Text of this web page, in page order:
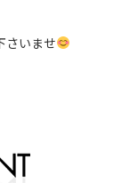
さいませ